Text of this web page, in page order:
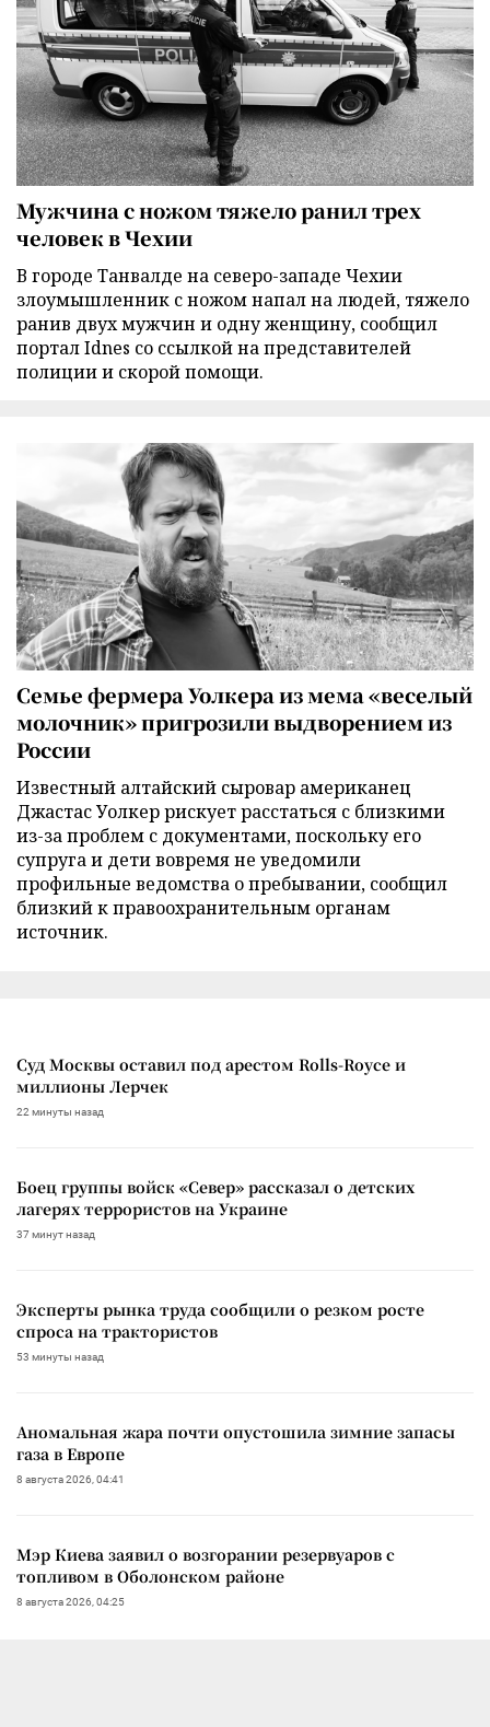
Мужчина с ножом тяжело ранил трех
человек в Чехии
В городе Танвалде на северо-западе Чехии
злоумышленник с ножом напал на людей, тяжело
ранив двух мужчин и одну женщину, сообщил
портал Idnes со ссылкой на представителей
полиции и скорой помощи.
Семье фермера Уолкера из мема «веселый
молочник» пригрозили выдворением из
России
Известный алтайский сыровар американец
Джастас Уолкер рискует расстаться с близкими
из-за проблем с документами, поскольку его
супруга и дети вовремя не уведомили
профильные ведомства о пребывании, сообщил
близкий к правоохранительным органам
источник.
Суд Москвы оставил под арестом Rolls-Royce и
миллионы Лерчек
22 минуты назад
Боец группы войск «Север» рассказал о детских
лагерях террористов на Украине
37 минут назад
Эксперты рынка труда сообщили о резком росте
спроса на трактористов
53 минуты назад
Аномальная жара почти опустошила зимние запасы
газа в Европе
8 августа 2026, 04:41
Мэр Киева заявил о возгорании резервуаров с
топливом в Оболонском районе
8 августа 2026, 04:25